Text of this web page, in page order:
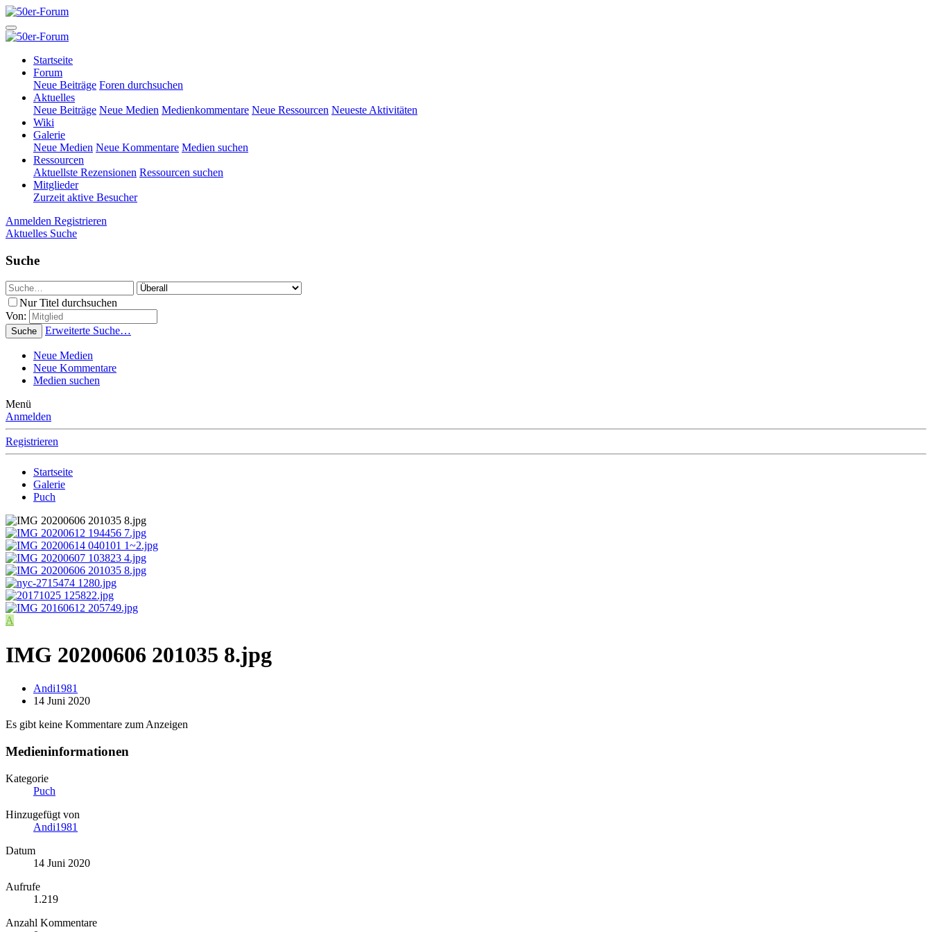
Startseite
Forum
Neue Beiträge Foren durchsuchen
Aktuelles
Neue Beiträge Neue Medien Medienkommentare Neue Ressourcen Neueste Aktivitäten
Wiki
Galerie
Neue Medien Neue Kommentare Medien suchen
Ressourcen
Aktuellste Rezensionen Ressourcen suchen
Mitglieder
Zurzeit aktive Besucher
Anmelden Registrieren
Aktuelles Suche
Suche
Nur Titel durchsuchen
Von:
Suche Erweiterte Suche…
Neue Medien
Neue Kommentare
Medien suchen
Menü
Anmelden
Registrieren
Startseite
Galerie
Puch
A
IMG 20200606 201035 8.jpg
Andi1981
14 Juni 2020
Es gibt keine Kommentare zum Anzeigen
Medieninformationen
Kategorie
Puch
Hinzugefügt von
Andi1981
Datum
14 Juni 2020
Aufrufe
1.219
Anzahl Kommentare